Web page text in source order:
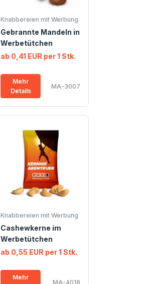
Knabbereien mit Werbung
Gebrannte Mandeln in
Werbetütchen
ab 0,41 EUR per 1 Stk.
Mehr
Details
MA-3007
Knabbereien mit Werbung
Cashewkerne im
Werbetütchen
ab 0,55 EUR per 1 Stk.
Mehr
MA-4018